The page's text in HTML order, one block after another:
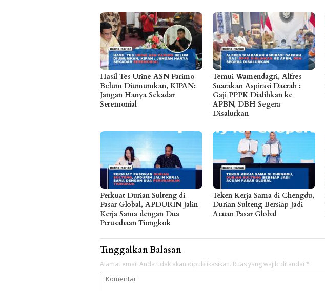
Hasil Tes Urine ASN Parimo
Belum Diumumkan, KIPAN:
Jangan Hanya Sekadar
Seremonial
Temui Wamendagri, Alfres
Suarakan Aspirasi Daerah :
Gaji PPPK Dialihkan ke
APBN, DBH Segera
Disalurkan
Perkuat Durian Sulteng di
Pasar Global, APDURIN Jalin
Kerja Sama dengan Dua
Perusahaan Tiongkok
Teken Kerja Sama di Chengdu,
Durian Sulteng Bersiap Jadi
Acuan Pasar Global
Tinggalkan Balasan
Alamat email Anda tidak akan dipublikasikan. Ruas yang wajib ditandai *